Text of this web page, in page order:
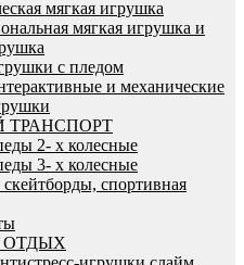
мягкая игрушка
мягкая игрушка и
с пледом
и механические
ТРАНСПОРТ
2- х колесные
3- х колесные
спортивная
ОТДЫХ